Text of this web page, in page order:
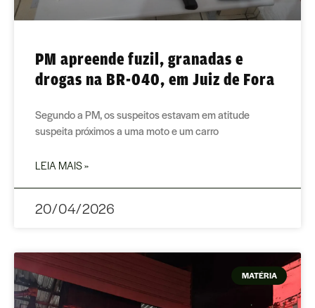
PM apreende fuzil, granadas e
drogas na BR-040, em Juiz de Fora
Segundo a PM, os suspeitos estavam em atitude
suspeita próximos a uma moto e um carro
LEIA MAIS »
20/04/2026
MATÉRIA